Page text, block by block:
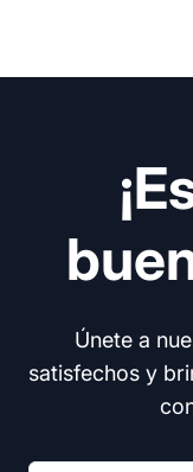
Únete a
satisfechos y